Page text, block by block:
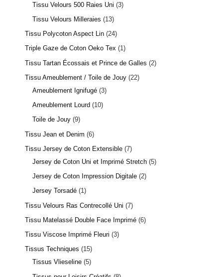
Tissu Velours 500 Raies Uni 3
Tissu Velours Milleraies
13
Tissu Polycoton Aspect Lin 24
Triple Gaze de Coton Oeko Tex
1
Tissu Tartan Écossais et Prince de Galles
2
Tissu Ameublement / Toile de Jouy 22
Ameublement Ignifugé 3
Ameublement Lourd
10
Toile de Jouy 9
Tissu Jean et Denim 6
Tissu Jersey de Coton Extensible 7
Jersey de Coton Uni et Imprimé Stretch 5
Jersey de Coton Impression Digitale 2
Jersey Torsadé 1
Tissu Velours Ras Contrecollé Uni 7
Tissu Matelassé Double Face Imprimé 6
Tissu Viscose Imprimé Fleuri 3
Tissus Techniques
15
Tissus Vlieseline 5